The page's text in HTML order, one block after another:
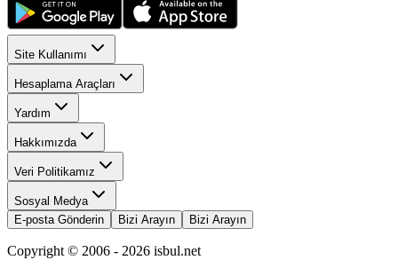
Site Kullanımı
Hesaplama Araçları
Yardım
Hakkımızda
Veri Politikamız
Sosyal Medya
E-posta Gönderin
Bizi Arayın Bizi Arayın
Copyright © 2006 - 2026 isbul.net